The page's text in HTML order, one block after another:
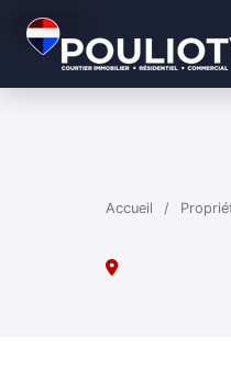
Accueil /
VENDU